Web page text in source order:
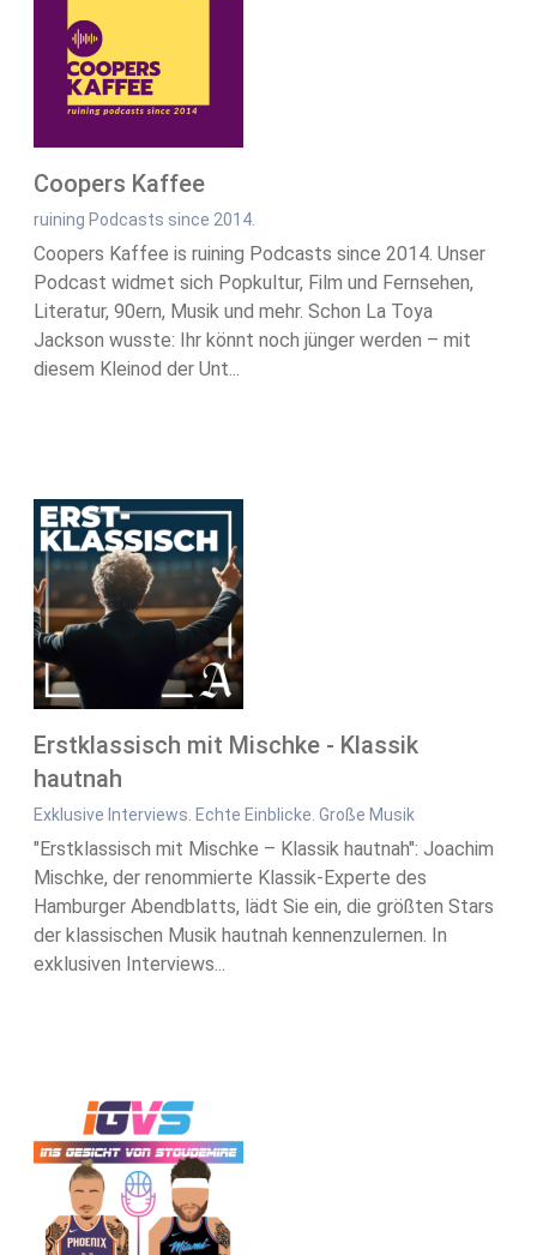
Coopers Kaffee
ruining Podcasts since 2014.
Coopers Kaffee is ruining Podcasts since 2014. Unser
Podcast widmet sich Popkultur, Film und Fernsehen,
Literatur, 90ern, Musik und mehr. Schon La Toya
Jackson wusste: Ihr könnt noch jünger werden – mit
diesem Kleinod der Unt...
Erstklassisch mit Mischke - Klassik
hautnah
Exklusive Interviews. Echte Einblicke. Große Musik
"Erstklassisch mit Mischke – Klassik hautnah": Joachim
Mischke, der renommierte Klassik-Experte des
Hamburger Abendblatts, lädt Sie ein, die größten Stars
der klassischen Musik hautnah kennenzulernen. In
exklusiven Interviews...